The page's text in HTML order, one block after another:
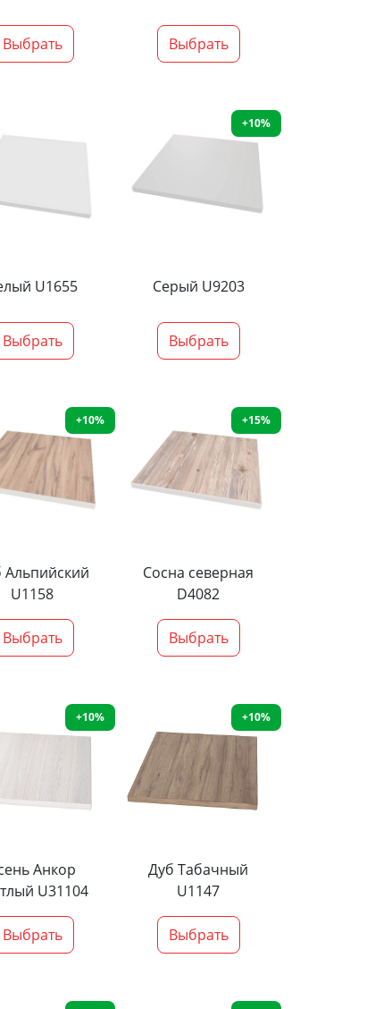
Выбрать Выбрать
U1655
Выбрать
+10%
Серый U9203
Выбрать
+10%
Альпийский
U1158
Выбрать
+15%
Сосна северная
D4082
Выбрать
+10%
Анкор
U31104
Выбрать
+10%
Дуб Табачный
U1147
Выбрать